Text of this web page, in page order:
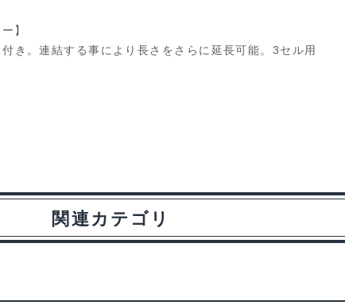
e
】
き。連結する事により長さをさらに延長可能。3セル用
関連カテゴリ